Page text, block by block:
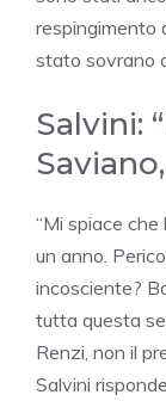
respingimento
stato sovrano
Salvini:
“Mi spiace
un anno.
incosciente?
tutta questa
Renzi, non il
Salvini